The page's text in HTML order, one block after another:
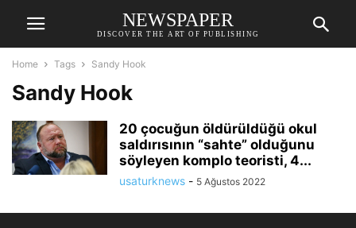
NEWSPAPER
DISCOVER THE ART OF PUBLISHING
Home Tags Sandy Hook
Sandy Hook
20 çocuğun öldürüldüğü okul
saldırısının “sahte” olduğunu
söyleyen komplo teoristi, 4...
usaturknews - 5 Ağustos 2022